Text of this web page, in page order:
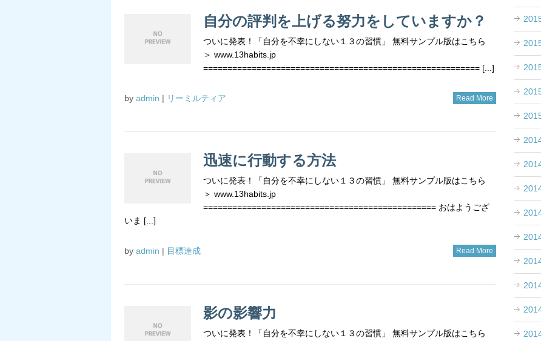
自分の評判を上げる努力をしていますか？
ついに発表！「自分を不幸にしない１３の習慣」 無料サンプル版はこちら
＞ www.13habits.jp
========================================================= [...]
by admin | リーミルティア Read More
迅速に行動する方法
ついに発表！「自分を不幸にしない１３の習慣」 無料サンプル版はこちら
＞ www.13habits.jp
================================================ おはようござ
いま [...]
by admin | 目標達成 Read More
影の影響力
ついに発表！「自分を不幸にしない１３の習慣」 無料サンプル版はこちら